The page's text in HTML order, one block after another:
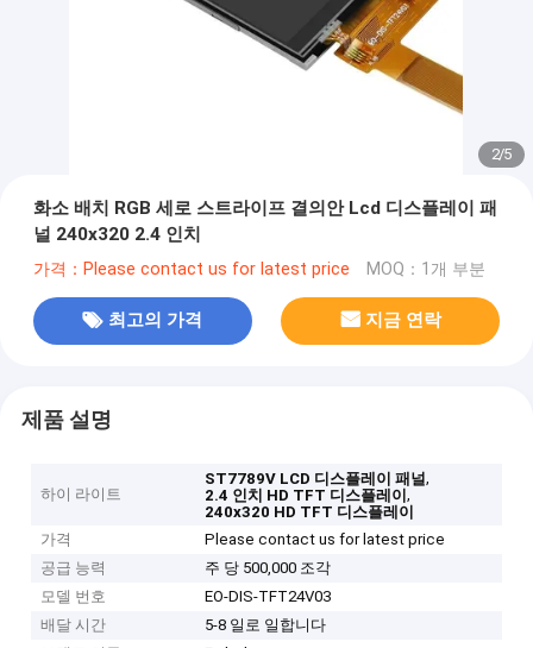
2/5
화소 배치 RGB 세로 스트라이프 결의안 Lcd 디스플레이 패
널 240x320 2.4 인치
가격：Please contact us for latest price MOQ：1개 부분
최고의 가격 지금 연락
제품 설명
하이 라이트
ST7789V LCD 디스플레이 패널,
2.4 인치 HD TFT 디스플레이,
240x320 HD TFT 디스플레이
가격
Please contact us for latest price
공급 능력
주 당 500,000 조각
모델 번호
EO-DIS-TFT24V03
배달 시간
5-8 일로 일합니다